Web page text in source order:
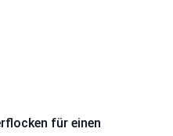
für einen